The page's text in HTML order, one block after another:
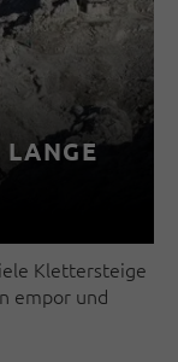
LANGE
Klettersteige
empor und